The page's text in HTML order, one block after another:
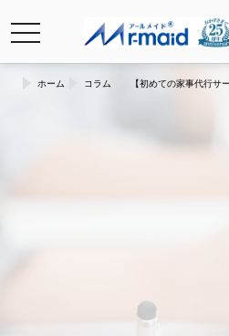
navigation
ホーム コラム 【初めての家事代行サ